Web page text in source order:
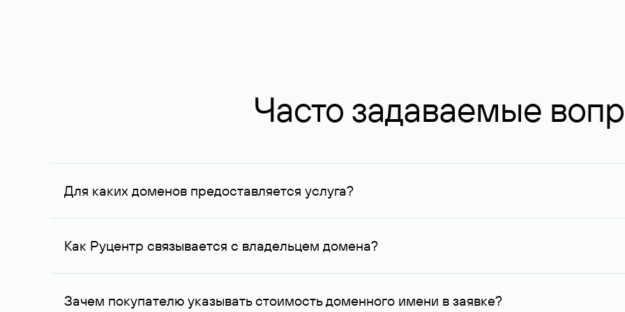
Часто задаваемые
Для каких доменов предоставляется услуга?
Услуга доступна для доменов, зарегистрированных в Руцентре и у других регистраторов. Для доменов,
Как Руцентр связывается с владельцем домена?
Для связи с владельцем домена используются его контактные данные, доступные Руцентру.
Зачем покупателю указывать стоимость доменного имени в заявке?